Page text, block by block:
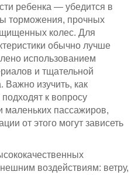
ребенка — убедится в
торможения, прочных
колес. Для
обычно лучше
использованием
и тщательной
Важно изучить, как
к вопросу
маленьких пассажиров,
от этого могут зависеть
воздействиям: ветру,